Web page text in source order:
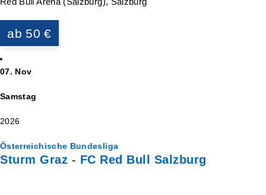
ab 50 €
07. Nov
Samstag
2026
Österreichische Bundesliga
Sturm Graz - FC Red Bull Salzburg